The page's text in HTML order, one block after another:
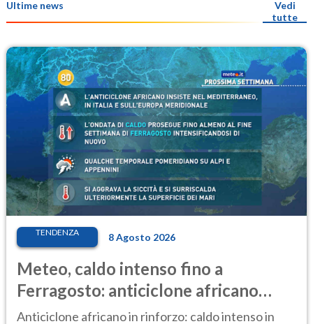
Ultime news
Vedi
tutte
TENDENZA 8 Agosto 2026
Meteo, caldo intenso fino a
Ferragosto: anticiclone africano
ancora protagonista
Anticiclone africano in rinforzo: caldo intenso in